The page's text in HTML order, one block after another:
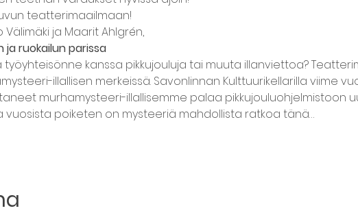
teatterimaailmaan!
Välimäki ja Maarit Ahlgrén,
ja ruokailun parissa
kanssa pikkujouluja tai muuta illanviettoa?
illallisen merkeissä. Savonlinnan Kulttuurikellarilla viime
murhamysteeri-illallisemme palaa pikkujouluohjelmistoon
vuosista poiketen on mysteeriä mahdollista ratkoa tänä…